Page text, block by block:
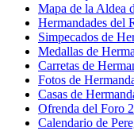
Mapa de la Aldea
Hermandades del
Simpecados de
Medallas de
Carretas de
Fotos de
Casas de
Ofrenda del Foro
Calendario de